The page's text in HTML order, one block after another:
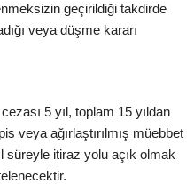
geçirildiği takdirde
veya düşme kararı
5 yıl, toplam 15 yıldan
veya ağırlaştırılmış müebbet
süreyle itiraz yolu açık olmak